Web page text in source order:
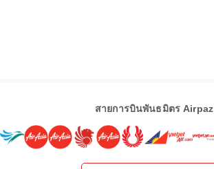
สายการบินพันธมิตร Airpaz